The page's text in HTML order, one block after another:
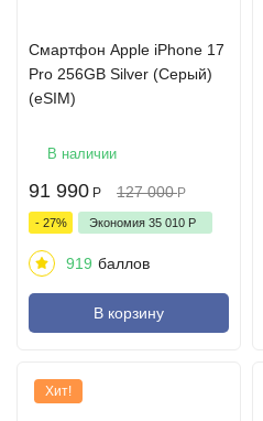
Cмартфон Apple iPhone 17
Pro 256GB Silver (Серый)
(eSIM)
В наличии
91 990 Р 127 000 Р
- 27% Экономия 35 010 Р
919 баллов
В корзину
Хит!